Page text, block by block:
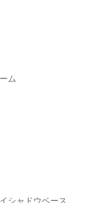
ム
シャドウベース